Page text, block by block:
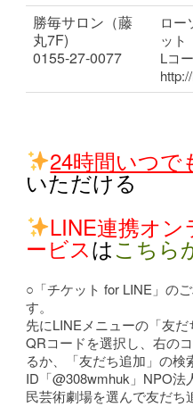
勝毎サロン（藤
丸7F)
0155-27-0077
ロー
ット
Lコ
24時間いつで
いただける
LINE連携オ
ービスはこちら
○「チケット for LINE」の
す。
先にLINEメニューの「友だ
QRコードを選択し、右の
るか、「友だち追加」の検
ID「@308wmhuk」NPO法
民芸術劇場を選んで友だち